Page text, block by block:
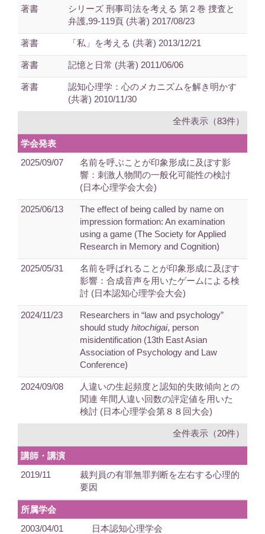
著書
シリーズ 刑事司法を考える 第２巻 捜査と
弁護,99-119頁 (共著) 2017/08/23
著書 「私」を考える (共著) 2013/12/21
著書 記憶と日常 (共著) 2011/06/06
著書
認知心理学：心のメカニズムを解き明かす
(共著) 2010/11/30
全件表示（83件）
学会発表
2025/09/07
名前を呼ぶことが印象形成に及ぼす影
響：刺激人物間の一般化可能性の検討
(日本心理学会大会)
2025/06/13
The effect of being called by name on
impression formation: An examination
using a game (The Society for Applied
Research in Memory and Cognition)
2025/05/31
名前を呼ばれることが印象形成に及ぼす
影響：合成音声を用いたゲームによる検
討 (日本認知心理学会大会)
2024/11/23
Researchers in “law and psychology”
should study hitochigai, person
misidentification (13th East Asian
Association of Psychology and Law
Conference)
2024/09/08
人違いの生起頻度と認知的失敗傾向との
関連 年間人違い回数の評定値を用いた
検討 (日本心理学会第８８回大会)
全件表示（20件）
講師・講演
2019/11
裁判員の有罪無罪判断を左右する心理的
要因
所属学会
2003/04/01
日本認知心理学会